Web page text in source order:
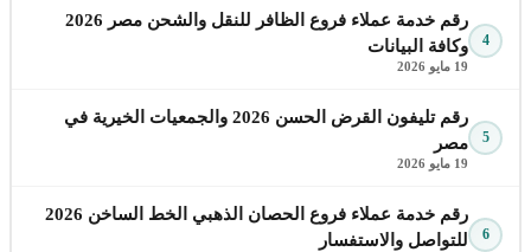
4
رقم خدمة عملاء فروع الظافر للنقل والشحن مصر 2026
وكافة البيانات
19 مايو 2026
5
رقم تليفون القرض الحسن 2026 والجمعيات الخيرية في
مصر
19 مايو 2026
6
رقم خدمة عملاء فروع الحصان الذهبي الخط الساخن 2026
للتواصل والاستفسار